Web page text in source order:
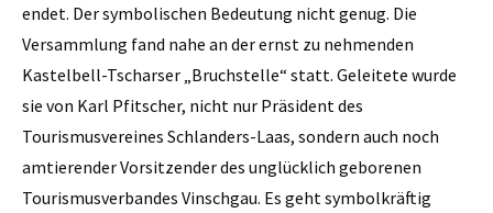
endet. Der symbolischen Bedeutung nicht genug. Die
Versammlung fand nahe an der ernst zu nehmenden
Kastelbell-Tscharser „Bruchstelle“ statt. Geleitete wurde
sie von Karl Pfitscher, nicht nur Präsident des
Tourismusvereines Schlanders-Laas, sondern auch noch
amtierender Vorsitzender des unglücklich geborenen
Tourismusverbandes Vinschgau. Es geht symbolkräftig